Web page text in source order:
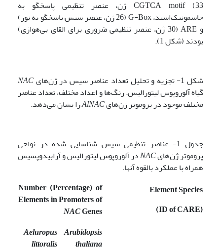
CGTCA motif (33 ژن، عنصر تنظیمی پاسخگو به
جاسمونیک‌اسید، G-Box (26 ژن، عنصر سیس پاسخگو به نور)
و ARE (30 ژن، عنصر تنظیمی ضروری برای القای بی‌هوازی)
بودند (شکل 1).
شکل 1- تجزیه و تحلیل تعداد عناصر سیس در ژن‌های
NAC
گیاه آلوروپوس لیتورالیس. رنگ‌ها و اعداد مختلف، تعداد عناصر
مختلف موجود در پروموتر ژن‌هایAlNACرا نشان می‌دهد.
جدول 1- عناصر تنظیمی سیس شناسایی شده در نواحی
پروموتر ژن‌هایNACدر آلوروپوس لیتورالیس و آرابیدوپسیس
همراه با عملکرد بالقوه آنها.
Element Species
(ID of CARE)
Number (Percentage) of
Elements in Promoters of
NACGenes
Arabidopsis
thaliana
Aeluropus
littoralis